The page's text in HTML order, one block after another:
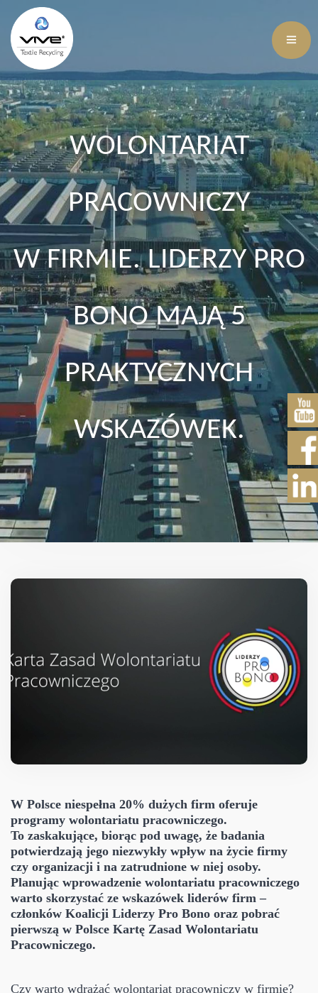
WOLONTARIAT
PRACOWNICZY
W FIRMIE. LIDERZY PRO
BONO MAJĄ 5
PRAKTYCZNYCH
WSKAZÓWEK.
W Polsce niespełna 20% dużych firm oferuje
programy wolontariatu pracowniczego.
To zaskakujące, biorąc pod uwagę, że badania
potwierdzają jego niezwykły wpływ na życie firmy
czy organizacji i na zatrudnione w niej osoby.
Planując wprowadzenie wolontariatu pracowniczego
warto skorzystać ze wskazówek liderów firm –
członków Koalicji Liderzy Pro Bono oraz pobrać
pierwszą w Polsce Kartę Zasad Wolontariatu
Pracowniczego.
Czy warto wdrażać wolontariat pracowniczy w firmie?